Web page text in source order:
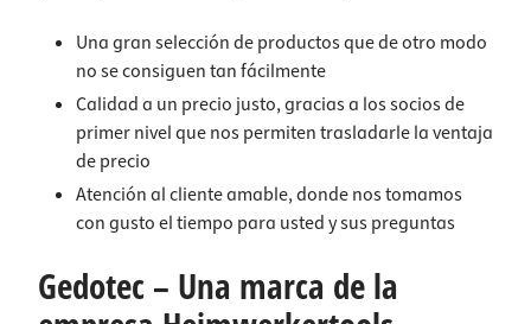
Una gran selecciónde productos que de otro modo
no se consiguen tan fácilmente
Calidad a un precio justo, gracias a los socios de
primer nivel que nos permiten trasladarle la ventaja
de precio
Atención al cliente amable, donde nos tomamos
con gusto el tiempo para usted y sus preguntas
Gedotec – Una marca de la